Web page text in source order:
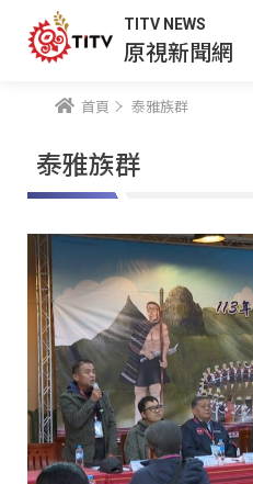
TITV NEWS
原視新聞網
首頁 泰雅族群
泰雅族群